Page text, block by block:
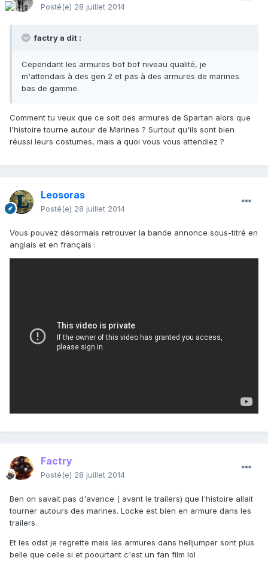
Posté(e) 28 juillet 2014
factry a dit :
Cependant les armures bof bof niveau qualité, je
m'attendais à des gen 2 et pas à des armures de marines
bas de gamme.
Comment tu veux que ce soit des armures de Spartan alors que
l'histoire tourne autour de Marines ? Surtout qu'ils sont bien
réussi leurs costumes, mais a quoi vous vous attendiez ?
Leosoras
Posté(e) 28 juillet 2014
Vous pouvez désormais retrouver la bande annonce sous-titré en
anglais et en français :
Factry
Posté(e) 28 juillet 2014
Ben on savait pas d'avance ( avant le trailers) que l'histoire allait
tourner autours des marines. Locke est bien en armure dans les
trailers.
Et les odst je regrette mais les armures dans helljumper sont plus
belle que celle si et poourtant c'est un fan film lol